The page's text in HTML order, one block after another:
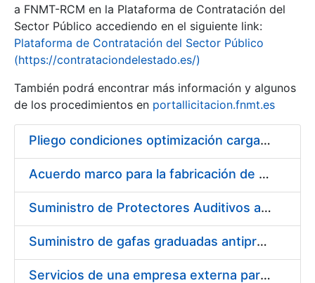
Mostrar/Ocultar
a FNMT-RCM en la Plataforma de Contratación del
Sector Público accediendo en el siguiente link:
Plataforma de Contratación del Sector Público
(https://contrataciondelestado.es/)
También podrá encontrar más información y algunos
de los procedimientos en portallicitacion.fnmt.es
Pliego condiciones optimización cargas compras firmado
Acuerdo marco para la fabricación de piezas
Suministro de Protectores Auditivos a medida para las personas trabajadoras de los Centros de Trabajo de Madrid y Burgos
Suministro de gafas graduadas antiproyecciones para los trabajadores de la FNMT-RCM en los centros de trabajo de Madrid y Burgos
Servicios de una empresa externa para el asesoramiento y resolución de los recursos de alzada que se presentan relacionados con procesos de selección para la FNMT-RCM